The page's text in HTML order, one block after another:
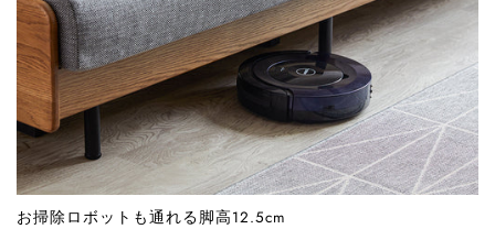
お掃除ロボットも通れる脚高12.5cm